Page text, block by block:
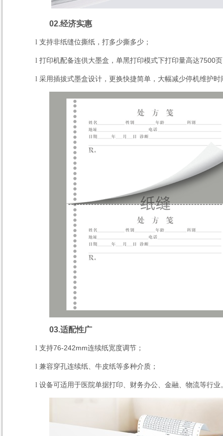
02.经济实惠
l 支持非纸缝位撕纸，打多少撕多少；
l 打印机配备连供大墨盒，单黑打印模式下打印量高达7500页
l 采用插拔式墨盒设计，更换快捷简单，大幅减少停机维护时
03.适配性广
l 支持76-242mm连续纸宽度调节；
l 兼容穿孔连续纸、牛皮纸等多种介质；
l 设备可适用于医院单据打印、财务办公、金融、物流等行业